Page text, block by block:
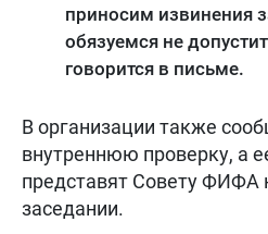
приносим извинения
обязуемся не
говорится в письме.
В организации также
внутреннюю проверку, а
представят Совету
заседании.